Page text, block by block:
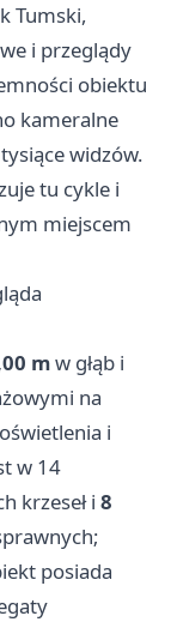
Tumski,
i przeglądy
obiektu
kameralne
widzów.
tu cykle i
miejscem
mw głąb i
na
i
w 14
krzeseł i 8
posiada